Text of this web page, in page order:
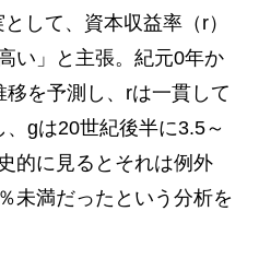
して、資本収益率（r）
い」と主張。紀元0年か
を予測し、rは一貫して
gは20世紀後半に3.5～
的に見るとそれは例外
未満だったという分析を